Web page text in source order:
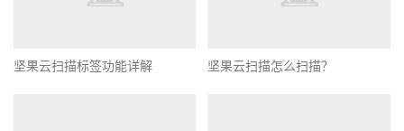
坚果云扫描标签功能详解 坚果云扫描怎么扫描？